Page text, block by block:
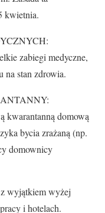
kwietnia.
zabiegi medyczne,
na stan zdrowia.
kwarantanną domową
bycia zrażaną (np.
domownicy
wyjątkiem wyżej
i hotelach.